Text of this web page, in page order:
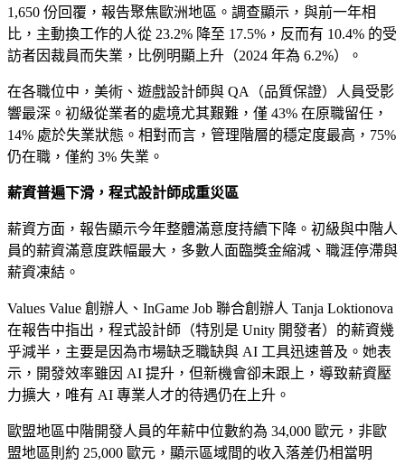
1,650 份回覆，報告聚焦歐洲地區。調查顯示，與前一年相
比，主動換工作的人從 23.2% 降至 17.5%，反而有 10.4% 的受
訪者因裁員而失業，比例明顯上升（2024 年為 6.2%）。
在各職位中，美術、遊戲設計師與 QA（品質保證）人員受影
響最深。初級從業者的處境尤其艱難，僅 43% 在原職留任，
14% 處於失業狀態。相對而言，管理階層的穩定度最高，75%
仍在職，僅約 3% 失業。
薪資普遍下滑，程式設計師成重災區
薪資方面，報告顯示今年整體滿意度持續下降。初級與中階人
員的薪資滿意度跌幅最大，多數人面臨獎金縮減、職涯停滯與
薪資凍結。
Values Value 創辦人、InGame Job 聯合創辦人 Tanja Loktionova
在報告中指出，程式設計師（特別是 Unity 開發者）的薪資幾
乎減半，主要是因為市場缺乏職缺與 AI 工具迅速普及。她表
示，開發效率雖因 AI 提升，但新機會卻未跟上，導致薪資壓
力擴大，唯有 AI 專業人才的待遇仍在上升。
歐盟地區中階開發人員的年薪中位數約為 34,000 歐元，非歐
盟地區則約 25,000 歐元，顯示區域間的收入落差仍相當明